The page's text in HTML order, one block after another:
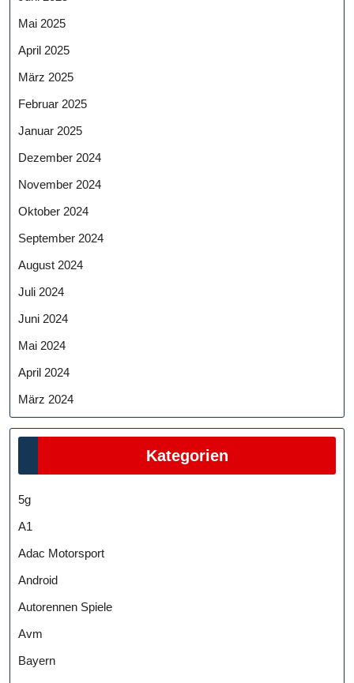
Mai 2025
April 2025
März 2025
Februar 2025
Januar 2025
Dezember 2024
November 2024
Oktober 2024
September 2024
August 2024
Juli 2024
Juni 2024
Mai 2024
April 2024
März 2024
Kategorien
5g
A1
Adac Motorsport
Android
Autorennen Spiele
Avm
Bayern